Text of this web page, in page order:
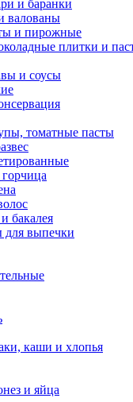
и баранки
валованы
и пирожные
плитки и
и соусы
томатные пасты
бакалея
выпечки
каши и хлопья
и яйца